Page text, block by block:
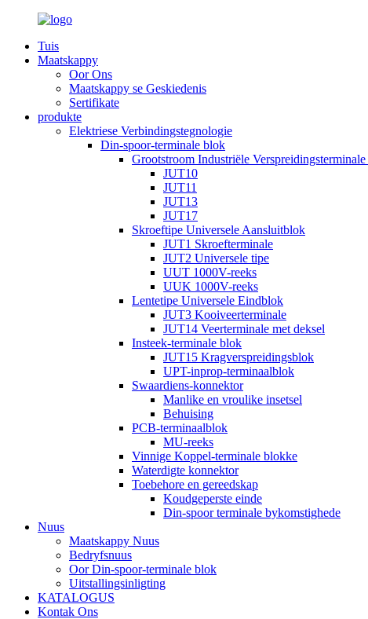
Tuis
Maatskappy
Oor Ons
Maatskappy se Geskiedenis
Sertifikate
produkte
Elektriese Verbindingstegnologie
Din-spoor-terminale blok
Grootstroom Industriële
JUT10
JUT11
JUT13
JUT17
Skroeftipe Universele Aansluitblok
JUT1 Skroefterminale
JUT2 Universele tipe
UUT 1000V-reeks
UUK 1000V-reeks
Lentetipe Universele Eindblok
JUT3 Kooiveerterminale
JUT14 Veerterminale met deksel
Insteek-terminale blok
JUT15 Kragverspreidingsblok
UPT-inprop-terminaalblok
Swaardiens-konnektor
Manlike en vroulike insetsel
Behuising
PCB-terminaalblok
MU-reeks
Vinnige Koppel-terminale blokke
Waterdigte konnektor
Toebehore en gereedskap
Koudgeperste einde
Din-spoor terminale bykomstighede
Nuus
Maatskappy Nuus
Bedryfsnuus
Oor Din-spoor-terminale blok
Uitstallingsinligting
KATALOGUS
Kontak Ons